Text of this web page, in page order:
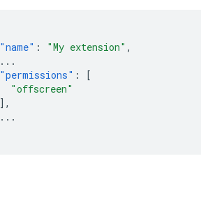
"name" : "My extension" ,
...
"permissions" :
[
"offscreen"
],
...